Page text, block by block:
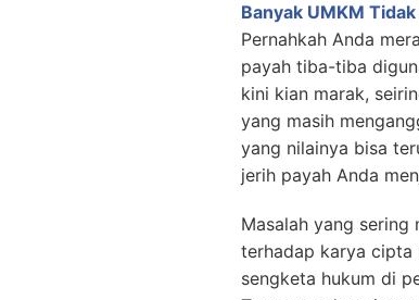
Banyak UMKM
Pernahkah Anda
payah tiba-tiba
kini kian marak,
yang masih
yang nilainya bisa
jerih payah Anda
Masalah yang sering
terhadap karya cipta
sengketa hukum di